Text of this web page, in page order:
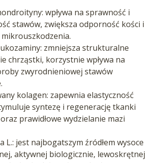
wpływa na sprawność i
stawów, zwiększa odporność kości i
zmniejsza strukturalne
chrząstki, korzystnie wpływa na
zwyrodnieniowej stawów
kolagen: zapewnia elastyczność
syntezę i regenerację tkanki
prawidłowe wydzielanie mazi
L.: jest najbogatszym źródłem wysoce
aktywnej biologicznie, lewoskrętnej